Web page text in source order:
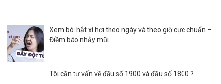
Xem bói hắt xì hơi theo ngày và theo giờ cực chuẩn –
Điềm báo nhảy mũi
Tôi cần tư vấn về đầu số 1900 và đầu số 1800 ?